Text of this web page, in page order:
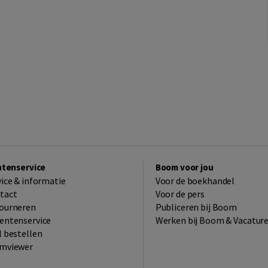
& informatie
bestellen
Boom voor jou
Voor de boekhandel
Voor de pers
Publiceren bij Boom
Werken bij Boom &